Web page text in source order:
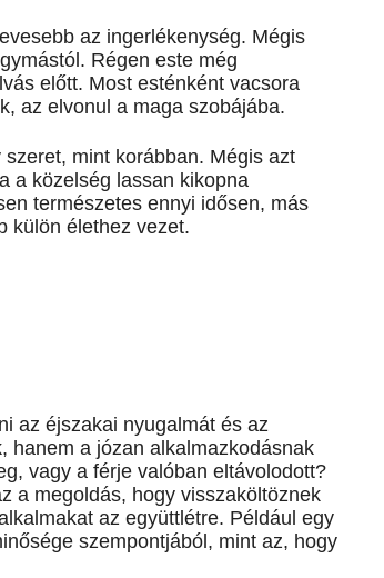
az ingerlékenység. Mégis
Régen este még
előtt. Most esténként vacsora
az elvonul a maga szobájába.
mint korábban. Mégis azt
a közelség lassan kikopna
természetes ennyi idősen, más
külön élethez vezet.
az éjszakai nyugalmát és az
hanem a józan alkalmazkodásnak
vagy a férje valóban eltávolodott?
a megoldás, hogy visszaköltöznek
az együttlétre. Például egy
szempontjából, mint az, hogy